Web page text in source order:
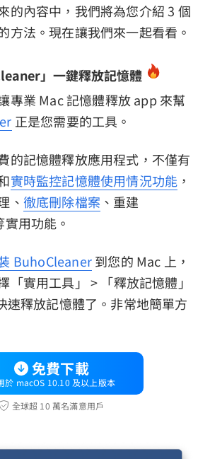
的內容中，我們將為您介紹 3 個
方法。現在讓我們來一起看看。
」一鍵釋放記憶體
專業 Mac 記憶體釋放 app 來幫
正是您需要的工具。
的記憶體釋放應用程式，不僅有
實時監控記憶體使用情況功能 ，
、 徹底刪除檔案 、重建
用功能。
BuhoCleaner到您的 Mac 上，
「實用工具」 > 「釋放記憶體」
速釋放記憶體了。非常地簡單方
免費下載
於 macOS 10.10 及以上版本
全球超 10 萬名滿意用戶